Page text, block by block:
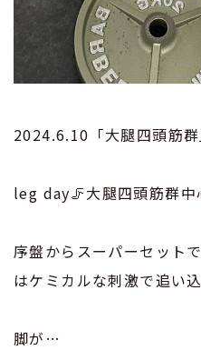
2024.6.10「大腿四頭筋群
leg day🦵大腿四頭筋群中
序盤からスーパーセット
はケミカルな刺激で追い
脚が…